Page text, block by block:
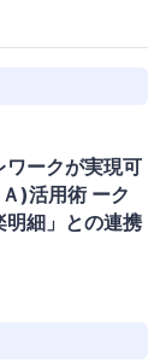
ワークが実現可
)活用術 ーク
明細」との連携